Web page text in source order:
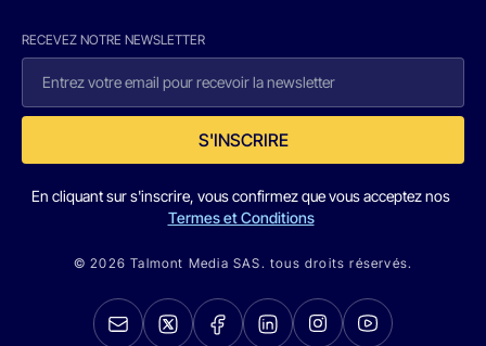
RECEVEZ NOTRE NEWSLETTER
S'INSCRIRE
En cliquant sur s'inscrire, vous confirmez que vous acceptez nos
Termes et Conditions
© 2026 Talmont Media SAS. tous droits réservés.